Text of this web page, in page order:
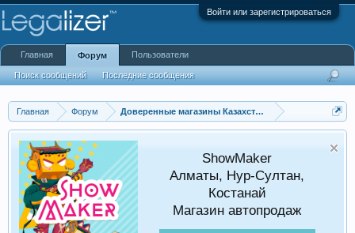
Войти или зарегистрироваться
Главная Форум Доверенные магазины Казахстана
ShowMaker
Алматы, Нур-Султан,
Костанай
Магазин автопродаж
Главная Форум
Поиск сообщений Последние сообщения
Пользователи